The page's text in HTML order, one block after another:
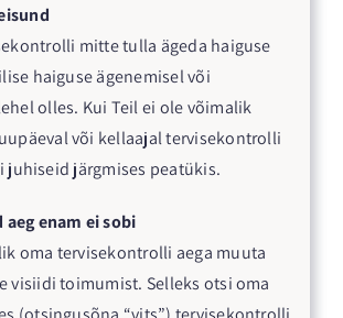
mitte tulla ägeda haiguse
haiguse ägenemisel või
olles. Kui Teil ei ole võimalik
või kellaajal tervisekontrolli
juhiseid järgmises peatükis.
enam ei sobi
oma tervisekontrolli aega muuta
visiidi toimumist. Selleks otsi oma